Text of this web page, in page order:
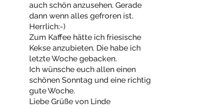
auch schön anzusehen. Gerade
dann wenn alles gefroren ist.
Herrlich:-)
Zum Kaffee hätte ich friesische
Kekse anzubieten. Die habe ich
letzte Woche gebacken.
Ich wünsche euch allen einen
schönen Sonntag und eine richtig
gute Woche.
Liebe Grüße von Linde